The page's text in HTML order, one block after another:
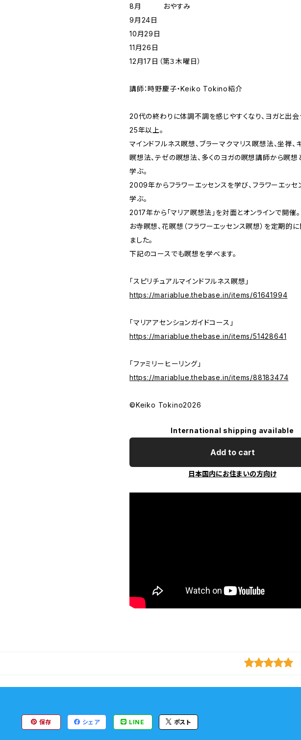
8月 おやすみ
9月24日
10月29日
11月26日
12月17日（第３木曜日）
講師：時野慶子・Keiko Tokino紹介
20代の終わりに体調不調を感じやすくなり、ヨガと出会
25年以上。
マインドフルネス瞑想、ブラーマクマリス瞑想法、坐禅、
瞑想法、テゼの瞑想法、多くのヨガの瞑想講師から瞑想
学ぶ。
2009年からフラワーエッセンスを学び、フラワーエッセ
学ぶ。
2017年から「マリア瞑想法」を対面とオンラインで開催。
お寺瞑想、花瞑想（フラワーエッセンス瞑想）を定期的
ました。
下記のコースでも瞑想を学べます。
「スピリチュアルマインドフルネス瞑想」
https://mariablue.thebase.in/items/61641994
「マリアアセンションガイドコース」
https://mariablue.thebase.in/items/51428641
「ファミリーヒーリング」
https://mariablue.thebase.in/items/88183474
©︎Keiko Tokino2026
International shipping available
Add to cart
日本国内にお住まいの方向け
保存 シェア LINE ポスト